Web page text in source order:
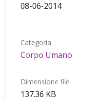
08-06-2014
Categoria
Corpo Umano
Dimensione file
137.36 KB